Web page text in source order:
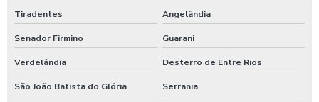
Tiradentes Angelândia
Senador Firmino Guarani
Verdelândia Desterro de Entre Rios
São João Batista do Glória Serrania